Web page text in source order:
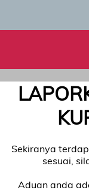
Sekiranya
sesuai,
Aduan anda